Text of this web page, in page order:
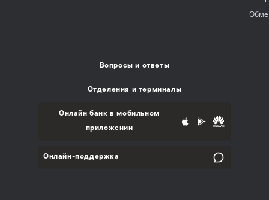
Вопросы и ответы
Отделения и терминалы
Онлайн банк в мобильном
приложении
Онлайн-поддержка